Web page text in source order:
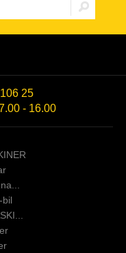
25
- 16.00
bil